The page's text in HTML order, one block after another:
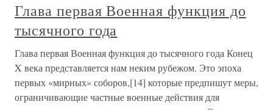
Глава первая Военная функция до
тысячного года
Глава первая Военная функция до тысячного года Конец
X века представляется нам неким рубежом. Это эпоха
первых «мирных» соборов,[14] которые предпишут меры,
ограничивающие частные военные действия для